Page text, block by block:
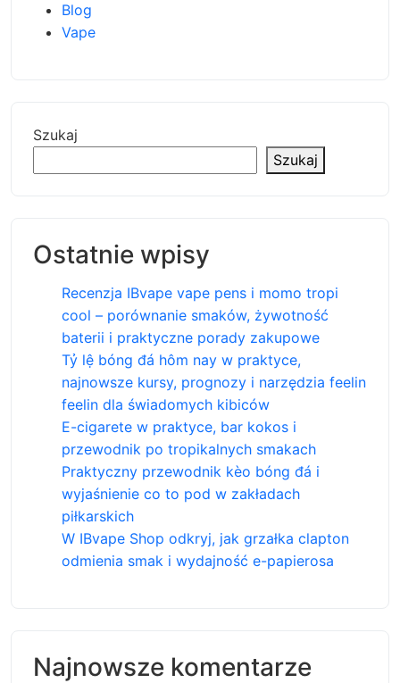
Blog
Vape
Szukaj
Szukaj
Ostatnie wpisy
Recenzja IBvape vape pens i momo tropi
cool – porównanie smaków, żywotność
baterii i praktyczne porady zakupowe
Tỷ lệ bóng đá hôm nay w praktyce,
najnowsze kursy, prognozy i narzędzia feelin
feelin dla świadomych kibiców
E-cigarete w praktyce, bar kokos i
przewodnik po tropikalnych smakach
Praktyczny przewodnik kèo bóng đá i
wyjaśnienie co to pod w zakładach
piłkarskich
W IBvape Shop odkryj, jak grzałka clapton
odmienia smak i wydajność e-papierosa
Najnowsze komentarze